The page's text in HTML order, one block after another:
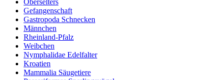
Oberselters
Gefangenschaft
Gastropoda Schnecken
Männchen
Rheinland-Pfalz
Weibchen
Nymphalidae Edelfalter
Kroatien
Mammalia Säugetiere